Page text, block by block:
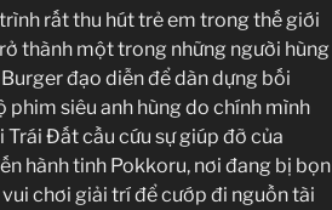
rất thu hút trẻ em trong thế giới
thành một trong những người hùng
đạo diễn để dàn dựng bối
siêu anh hùng do chính mình
Đất cầu cứu sự giúp đỡ của
hành tinh Pokkoru, nơi đang bị bọn
chơi giải trí để cướp đi nguồn tài